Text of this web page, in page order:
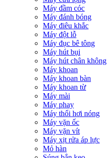
Máy đầm cóc
Máy đánh bóng
Máy điêu khắc
Máy đột lỗ
Máy đục bê tông
Máy hút bụi
Máy hút chân không
Máy khoan
Máy khoan bàn
Máy khoan từ
Máy mài
Máy phay
Máy thổi hơi nóng
Máy vặn ốc
Máy vặn vít
Máy xịt rửa áp lực
Mỏ hàn